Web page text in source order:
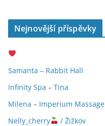
Nejnovější příspěvky
Samanta – Rabbit Hall
Infinity Spa – Tina
Milena – Imperium Massage
Nelly_cherry
/ Žižkov